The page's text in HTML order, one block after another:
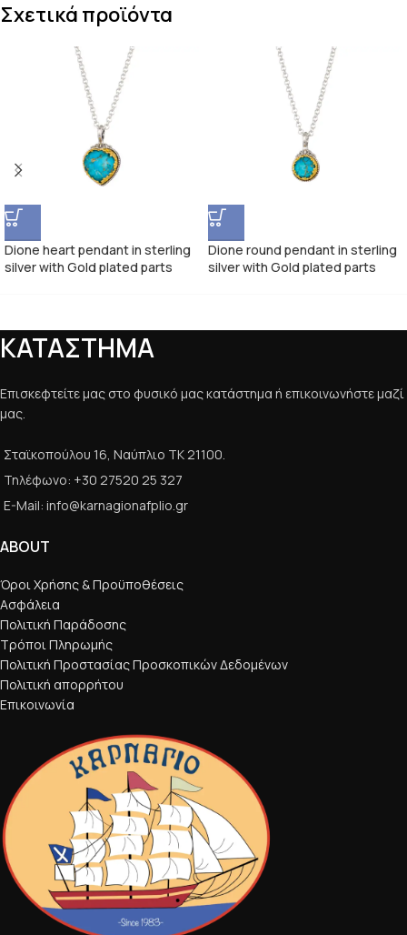
Σχετικά προϊόντα
Dione heart pendant in sterling
silver with Gold plated parts
Dione round pendant in sterling
silver with Gold plated parts
ΚΑΤΑΣΤΗΜΑ
Επισκεφτείτε μας στο φυσικό μας κατάστημα ή επικοινωνήστε μαζί
μας.
Σταϊκοπούλου 16, Ναύπλιο ΤΚ 21100.
Τηλέφωνο: +30 27520 25 327
E-Mail: info@karnagionafplio.gr
ABOUT
Όροι Χρήσης & Προϋποθέσεις
Ασφάλεια
Πολιτική Παράδοσης
Τρόποι Πληρωμής
Πολιτική Προστασίας Προσκοπικών Δεδομένων
Πολιτική απορρήτου
Επικοινωνία